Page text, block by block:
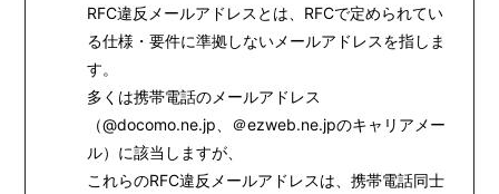
BIOGRAPHY
STORE
RFC違反メールアドレスとは、RFCで定められてい
る仕様・要件に準拠しないメールアドレスを指しま
す。
多くは携帯電話のメールアドレス
（@docomo.ne.jp、＠ezweb.ne.jpのキャリアメー
ル）に該当しますが、
これらのRFC違反メールアドレスは、携帯電話同士